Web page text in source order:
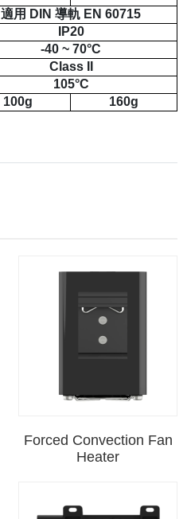
適用 DIN 導軌 EN 60715
IP20
-40 ~ 70°C
Class II
105°C
100g 160g
Forced Convection Fan
Heater